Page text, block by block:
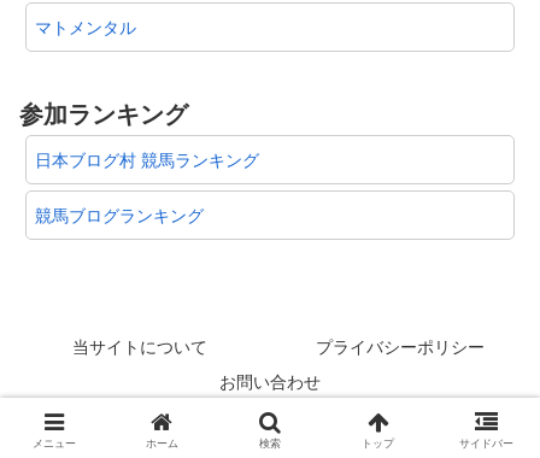
マトメンタル
参加ランキング
日本ブログ村 競馬ランキング
競馬ブログランキング
当サイトについて
プライバシーポリシー
お問い合わせ
© 2012-2026 スタリオン速報 @競馬板まとめ.
メニュー ホーム 検索 トップ サイドバー